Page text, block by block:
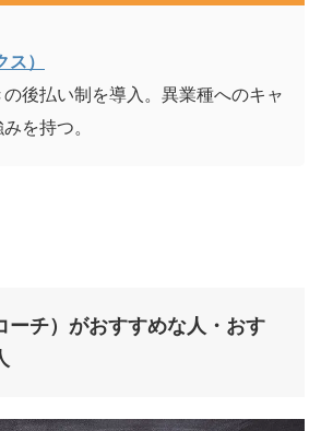
）
後払い制を導入。異業種へのキャ
を持つ。
ーチ）がおすすめな人・おす